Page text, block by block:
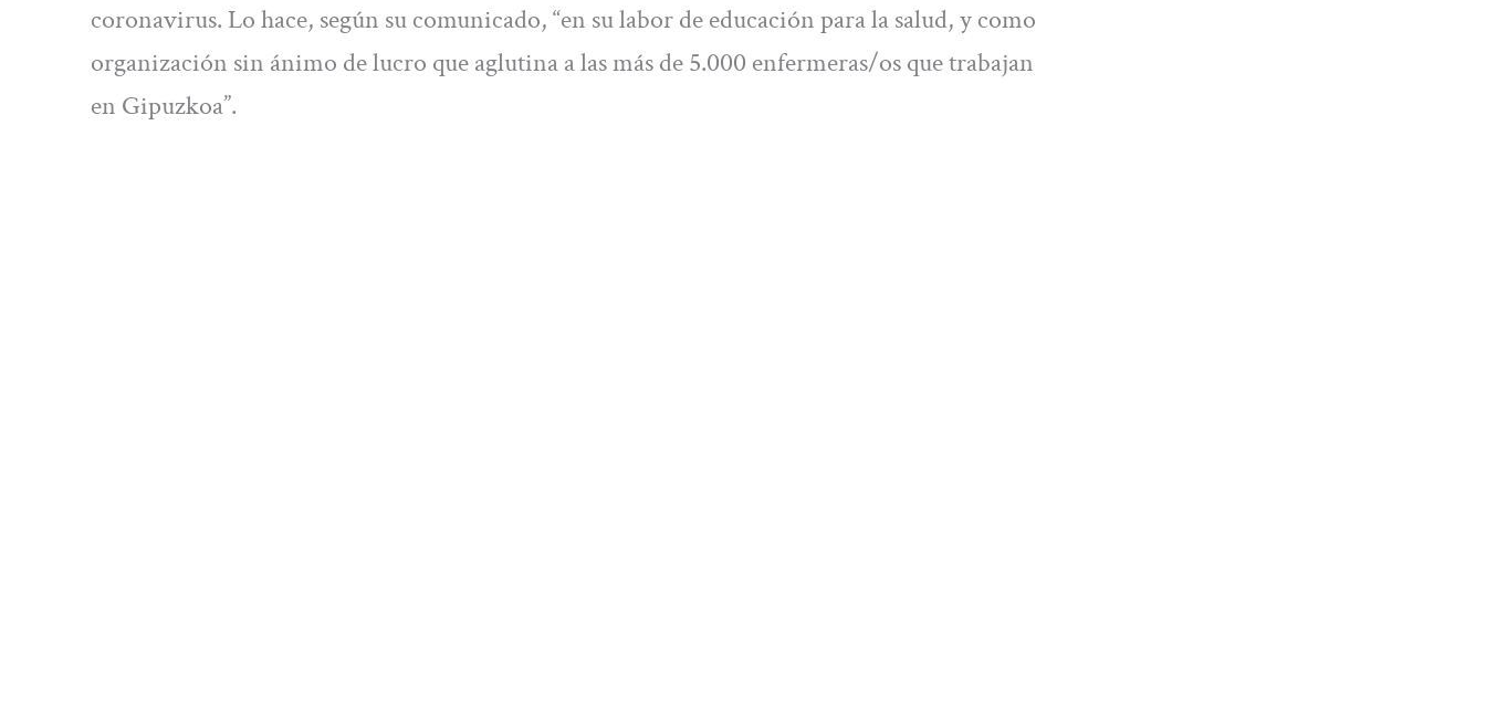
coronavirus. Lo hace, según su comunicado, “en su labor de educación para la salud, y como
organización sin ánimo de lucro que aglutina a las más de 5.000 enfermeras/os que trabajan
en Gipuzkoa”.